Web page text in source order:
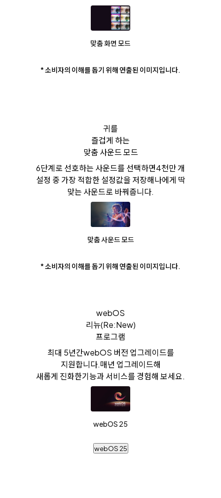
맞춤 화면 모드
* 소비자의 이해를 돕기 위해 연출된 이미지입니다.
귀를
즐겁게 하는
맞춤 사운드 모드
6단계로 선호하는 사운드를 선택하면4천만 개
설정 중 가장 적합한 설정값을 저장해나에게 딱
맞는 사운드로 바꿔줍니다.
맞춤 사운드 모드
* 소비자의 이해를 돕기 위해 연출된 이미지입니다.
webOS
리뉴(Re:New)
프로그램
최대 5년간webOS 버전 업그레이드를
지원합니다.매년 업그레이드해
새롭게 진화한기능과 서비스를 경험해 보세요.
webOS 25
webOS 25